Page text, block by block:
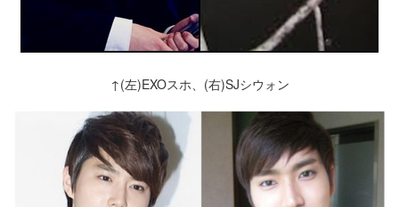
↑(左)EXOスホ、(右)SJシウォン